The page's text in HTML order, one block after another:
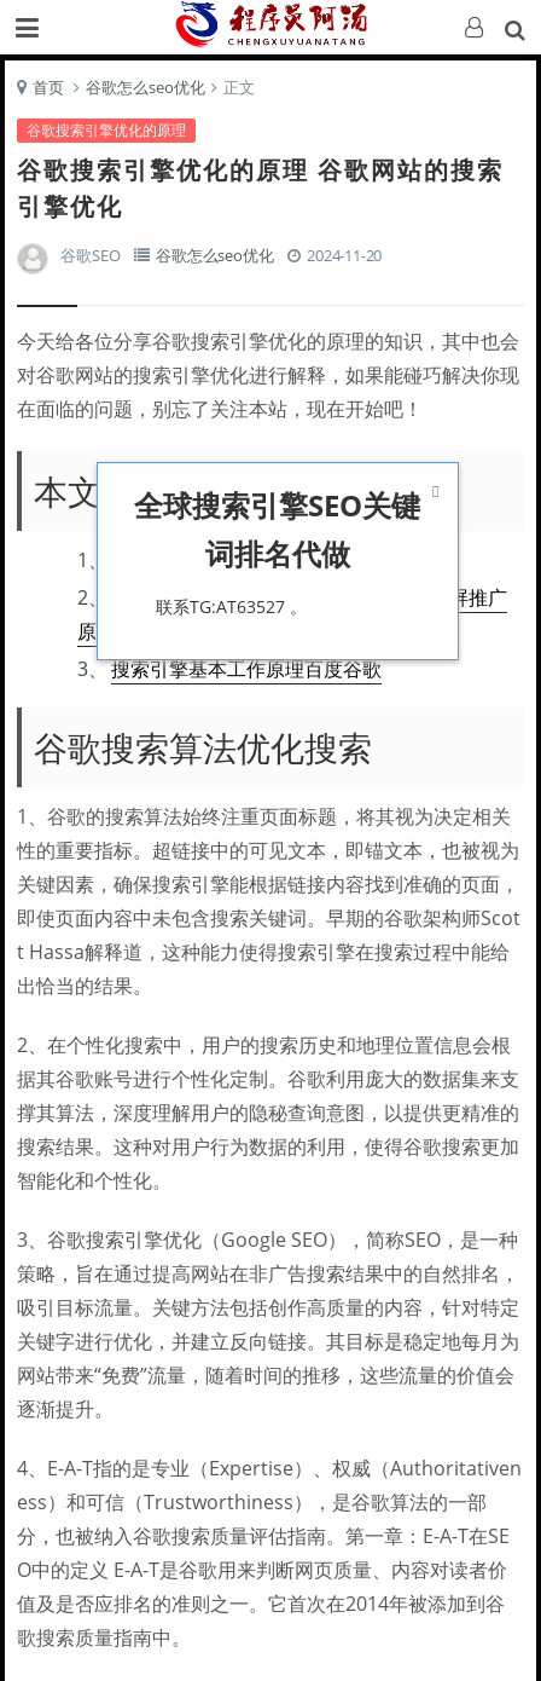
首页 谷歌怎么seo优化 正文
谷歌搜索引擎优化的原理
谷歌搜索引擎优化的原理 谷歌网站的搜索
引擎优化
谷歌SEO 谷歌怎么seo优化 2024-11-20
今天给各位分享谷歌搜索引擎优化的原理的知识，其中也会
对谷歌网站的搜索引擎优化进行解释，如果能碰巧解决你现
在面临的问题，别忘了关注本站，现在开始吧！
本文目录一览：
1、
谷歌搜索算法优化搜索
2、
谷歌seo快排技术怎么做?Google排名霸屏推广
原理
3、搜索引擎基本工作原理百度谷歌
谷歌搜索算法优化搜索
1、谷歌的搜索算法始终注重页面标题，将其视为决定相关
性的重要指标。超链接中的可见文本，即锚文本，也被视为
关键因素，确保搜索引擎能根据链接内容找到准确的页面，
即使页面内容中未包含搜索关键词。早期的谷歌架构师Scot
t Hassa解释道，这种能力使得搜索引擎在搜索过程中能给
出恰当的结果。
2、在个性化搜索中，用户的搜索历史和地理位置信息会根
据其谷歌账号进行个性化定制。谷歌利用庞大的数据集来支
撑其算法，深度理解用户的隐秘查询意图，以提供更精准的
搜索结果。这种对用户行为数据的利用，使得谷歌搜索更加
智能化和个性化。
3、谷歌搜索引擎优化（Google SEO），简称SEO，是一种
策略，旨在通过提高网站在非广告搜索结果中的自然排名，
吸引目标流量。关键方法包括创作高质量的内容，针对特定
关键字进行优化，并建立反向链接。其目标是稳定地每月为
网站带来“免费”流量，随着时间的推移，这些流量的价值会
逐渐提升。
4、E-A-T指的是专业（Expertise）、权威（Authoritativen
ess）和可信（Trustworthiness），是谷歌算法的一部
分，也被纳入谷歌搜索质量评估指南。第一章：E-A-T在SE
O中的定义 E-A-T是谷歌用来判断网页质量、内容对读者价
值及是否应排名的准则之一。它首次在2014年被添加到谷
歌搜索质量指南中。

全球搜索引擎SEO关键
词排名代做
联系TG:AT63527 。